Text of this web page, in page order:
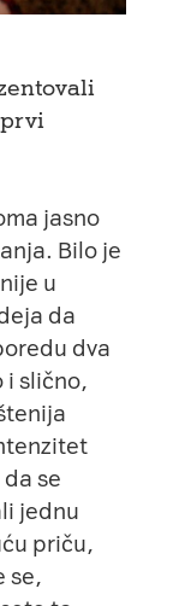
jasno
Bilo je
u
da
dva
i slično,
se
jednu
priču,
se,